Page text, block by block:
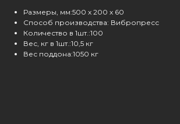
Размеры, мм:500 х 200 х 60
Способ производства: Вибропресс
Количество в 1шт.:100
Вес, кг в 1шт.:10,5 кг
Вес поддона:1050 кг